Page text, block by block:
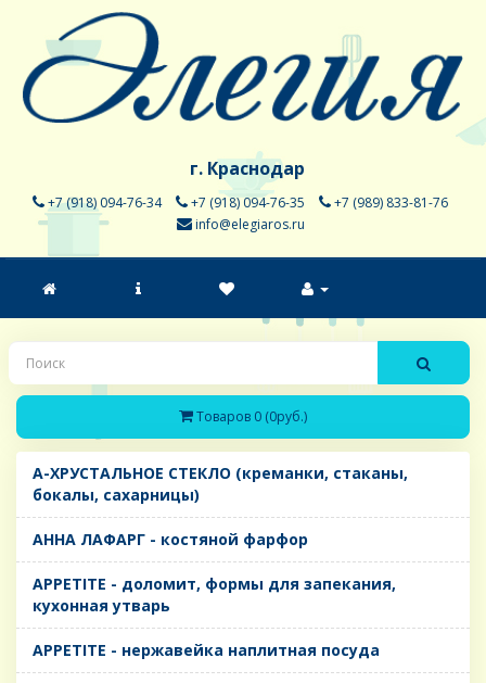
г. Краснодар
+7 (918) 094-76-34 +7 (918) 094-76-35
+7 (989) 833-81-76
info@elegiaros.ru
Товаров 0 (0руб.)
A-ХРУСТАЛЬНОЕ СТЕКЛО (креманки, стаканы,
бокалы, сахарницы)
AHHA ЛАФАРГ - костяной фарфор
APPETITE - доломит, формы для запекания,
кухонная утварь
APPETITE - нержавейка наплитная посуда